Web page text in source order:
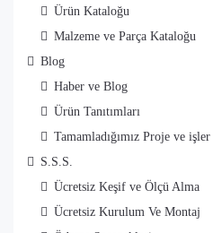
Ürün Kataloğu
Malzeme ve Parça Kataloğu
Blog
Haber ve Blog
Ürün Tanıtımları
Tamamladığımız Proje ve işler
S.S.S.
Ücretsiz Keşif ve Ölçü Alma
Ücretsiz Kurulum Ve Montaj